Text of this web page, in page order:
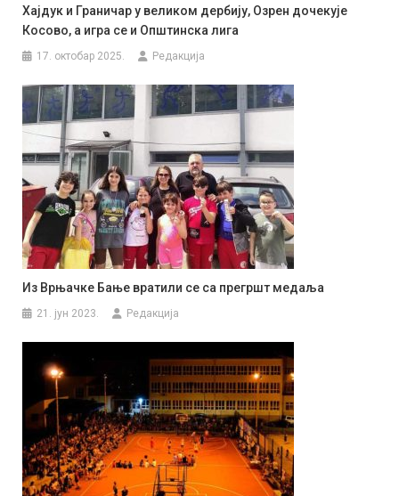
Хајдук и Граничар у великом дербију, Озрен дочекује
Косово, а игра се и Општинска лига
17. октобар 2025. Редакција
Из Врњачке Бање вратили се са прегршт медаља
21. јун 2023. Редакција